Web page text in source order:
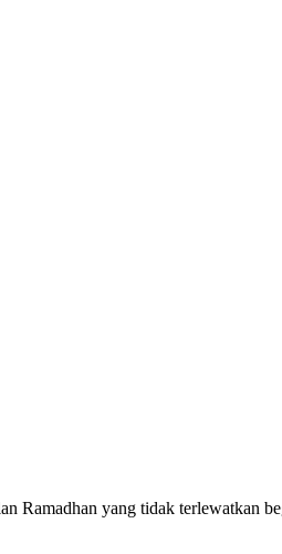
yang tidak terlewatkan